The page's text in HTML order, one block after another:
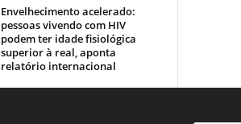
Envelhecimento acelerado:
pessoas vivendo com HIV
podem ter idade fisiológica
superior à real, aponta
relatório internacional